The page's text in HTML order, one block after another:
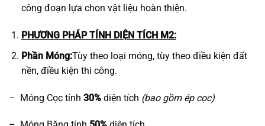
công đoạn lựa chon vật liệu hoàn thiện.
PHƯƠNG PHÁP TÍNH DIỆN TÍCH M2:
Phần Móng:Tùy theo loại móng, tùy theo điều kiện đất
nền, điều kiện thi công.
– Móng Cọc tính 30% diện tích (bao gồm ép cọc)